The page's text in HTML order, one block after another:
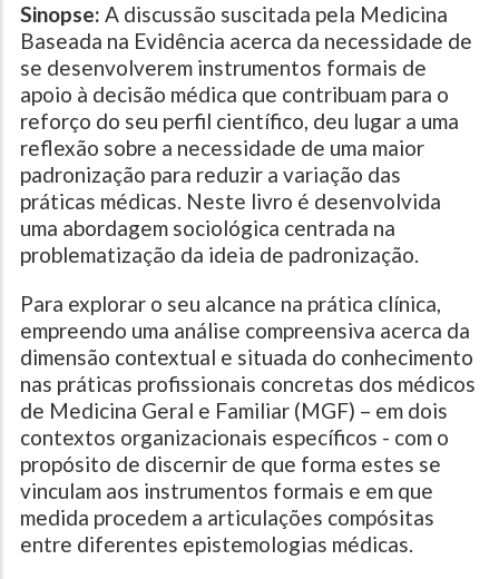
Sinopse: A discussão suscitada pela Medicina
Baseada na Evidência acerca da necessidade de
se desenvolverem instrumentos formais de
apoio à decisão médica que contribuam para o
reforço do seu perfil científico, deu lugar a uma
reflexão sobre a necessidade de uma maior
padronização para reduzir a variação das
práticas médicas. Neste livro é desenvolvida
uma abordagem sociológica centrada na
problematização da ideia de padronização.
Para explorar o seu alcance na prática clínica,
empreendo uma análise compreensiva acerca da
dimensão contextual e situada do conhecimento
nas práticas profissionais concretas dos médicos
de Medicina Geral e Familiar (MGF) – em dois
contextos organizacionais específicos - com o
propósito de discernir de que forma estes se
vinculam aos instrumentos formais e em que
medida procedem a articulações compósitas
entre diferentes epistemologias médicas.